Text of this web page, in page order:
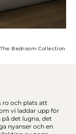
The Bedroom Collection
ro och plats att
vi laddar upp för
det lugna, det
nyanser och en